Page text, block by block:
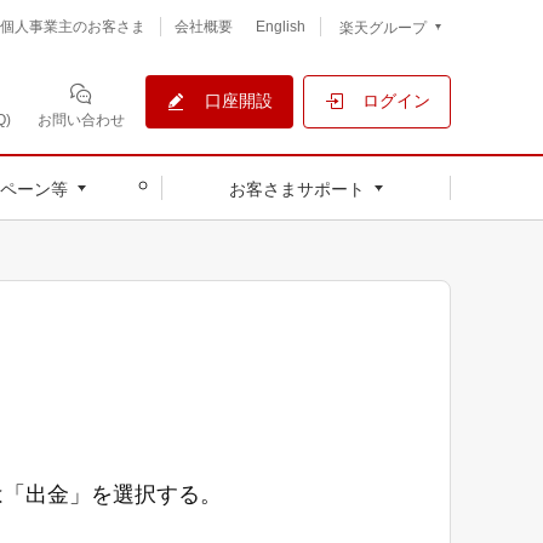
個人事業主のお客さま 会社概要 English 楽天グループ
お問い合わせ
口座開設 ログイン
ーン等 お客さまサポート
出金」を選択する。